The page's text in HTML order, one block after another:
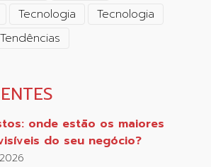
Tecnologia
Tecnologia
Tendências
onde estão os maiores
do seu negócio?